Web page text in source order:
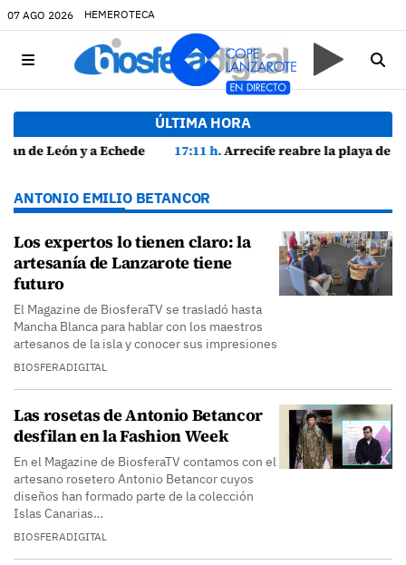
07 AGO 2026 HEMEROTECA
ÚLTIMA HORA
festivos
17:11 h.Arrecife reabre la playa de El Reducto con las últimas analíticas mostrando "una buena calidad de las aguas para
ANTONIO EMILIO BETANCOR
Los expertos lo tienen claro: la
artesanía de Lanzarote tiene
futuro
El Magazine de BiosferaTV se trasladó hasta
Mancha Blanca para hablar con los maestros
artesanos de la isla y conocer sus impresiones
BIOSFERADIGITAL
Las rosetas de Antonio Betancor
desfilan en la Fashion Week
En el Magazine de BiosferaTV contamos con el
artesano rosetero Antonio Betancor cuyos
diseños han formado parte de la colección
Islas Canarias…
BIOSFERADIGITAL